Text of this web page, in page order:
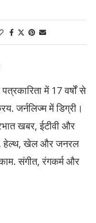
में 17 वर्षों से
जर्नलिज्म में डिग्री।
खबर, ईटीवी और
हेल्थ, खेल और जनरल
संगीत, रंगकर्म और